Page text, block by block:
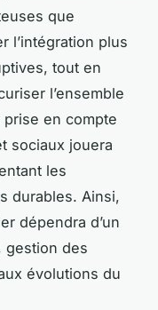
que
l’intégration plus
tout en
l’ensemble
en compte
sociaux jouera
les
durables. Ainsi,
dépendra d’un
gestion des
évolutions du